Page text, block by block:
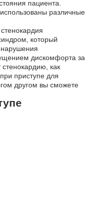
пациента.
различные
который
дискомфорта за
как
приступе для
другом вы сможете